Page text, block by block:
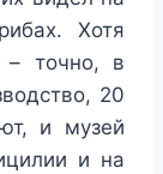
Хотя
– точно, в
20
и музей
и на